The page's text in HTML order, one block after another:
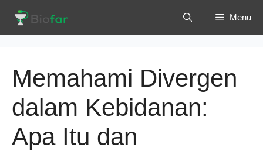
isi
Menu
Memahami Divergen
dalam Kebidanan:
Apa Itu dan